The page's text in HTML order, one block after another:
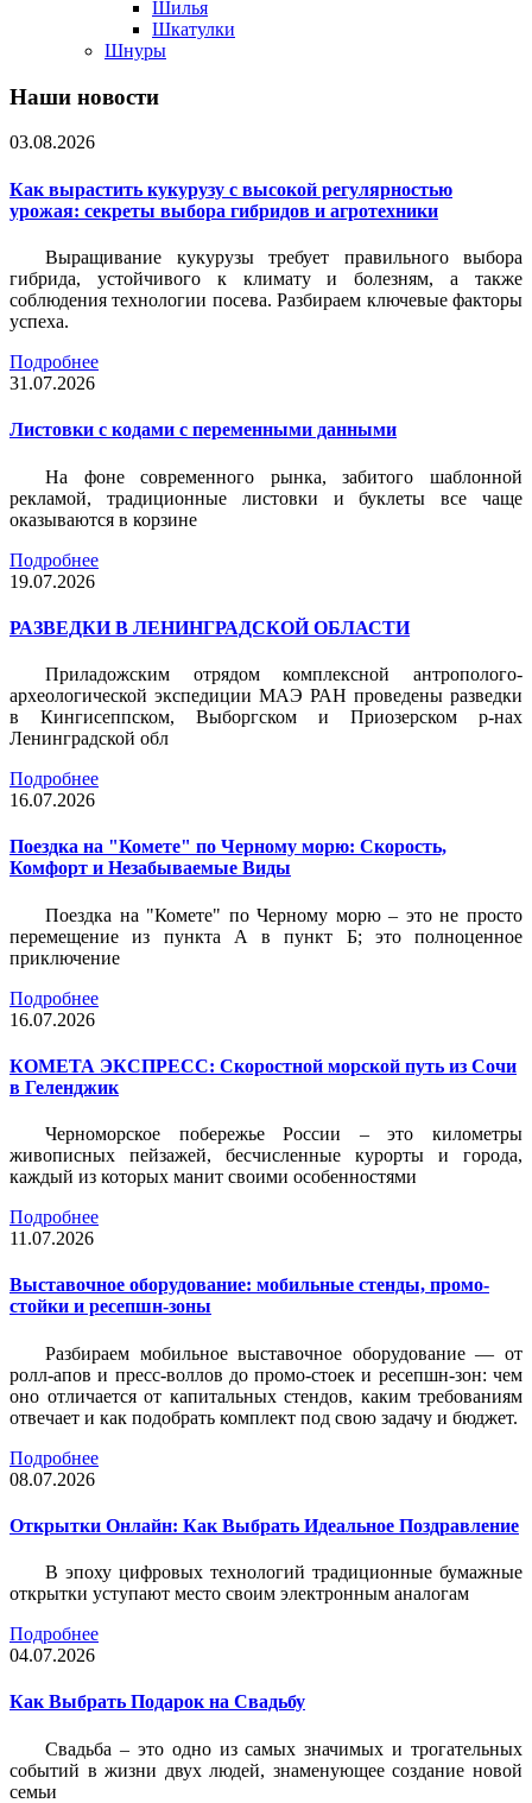
Шилья
Шкатулки
Шнуры
Наши новости
03.08.2026
Как вырастить кукурузу с высокой регулярностью
урожая: секреты выбора гибридов и агротехники
Выращивание кукурузы требует правильного выбора
гибрида, устойчивого к климату и болезням, а также
соблюдения технологии посева. Разбираем ключевые факторы
успеха.
Подробнее
31.07.2026
Листовки c кодами с переменными данными
На фоне современного рынка, забитого шаблонной
рекламой, традиционные листовки и буклеты все чаще
оказываются в корзине
Подробнее
19.07.2026
РАЗВЕДКИ В ЛЕНИНГРАДСКОЙ ОБЛАСТИ
Приладожским отрядом комплексной антрополого-
археологической экспедиции МАЭ РАН проведены разведки
в Кингисеппском, Выборгском и Приозерском р-нах
Ленинградской обл
Подробнее
16.07.2026
Поездка на "Комете" по Черному морю: Скорость,
Комфорт и Незабываемые Виды
Поездка на "Комете" по Черному морю – это не просто
перемещение из пункта А в пункт Б; это полноценное
приключение
Подробнее
16.07.2026
КОМЕТА ЭКСПРЕСС: Скоростной морской путь из Сочи
в Геленджик
Черноморское побережье России – это километры
живописных пейзажей, бесчисленные курорты и города,
каждый из которых манит своими особенностями
Подробнее
11.07.2026
Выставочное оборудование: мобильные стенды, промо-
стойки и ресепшн-зоны
Разбираем мобильное выставочное оборудование — от
ролл-апов и пресс-воллов до промо-стоек и ресепшн-зон: чем
оно отличается от капитальных стендов, каким требованиям
отвечает и как подобрать комплект под свою задачу и бюджет.
Подробнее
08.07.2026
Открытки Онлайн: Как Выбрать Идеальное Поздравление
В эпоху цифровых технологий традиционные бумажные
открытки уступают место своим электронным аналогам
Подробнее
04.07.2026
Как Выбрать Подарок на Свадьбу
Свадьба – это одно из самых значимых и трогательных
событий в жизни двух людей, знаменующее создание новой
семьи